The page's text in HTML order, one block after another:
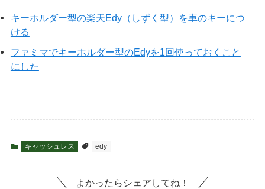
キーホルダー型の楽天Edy（しずく型）を車のキーにつ
ける
ファミマでキーホルダー型のEdyを1回使っておくこと
にした
キャッシュレス edy
よかったらシェアしてね！